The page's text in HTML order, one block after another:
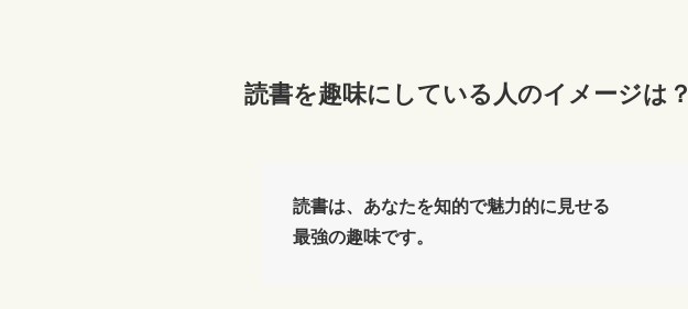
読書を趣味にしている人のイメージは？
読書は、あなたを知的で魅力的に見せる
最強の趣味です。